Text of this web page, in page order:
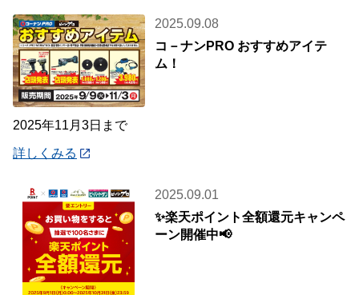
2025.09.08
コ－ナンPRO おすすめアイテ
ム！
2025年11月3日まで
詳しくみる
2025.09.01
✨楽天ポイント全額還元キャンペ
ーン開催中📢